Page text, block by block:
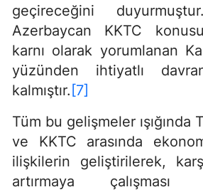
geçireceğini duyurmuştur.
Azerbaycan KKTC
karnı olarak yorumlanan
yüzünden ihtiyatlı
kalmıştır. [7]
Tüm bu gelişmeler ışığında
ve KKTC arasında
ilişkilerin geliştirilerek,
artırmaya çalışması